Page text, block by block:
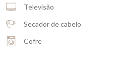
Televisão
Secador de cabelo
Cofre